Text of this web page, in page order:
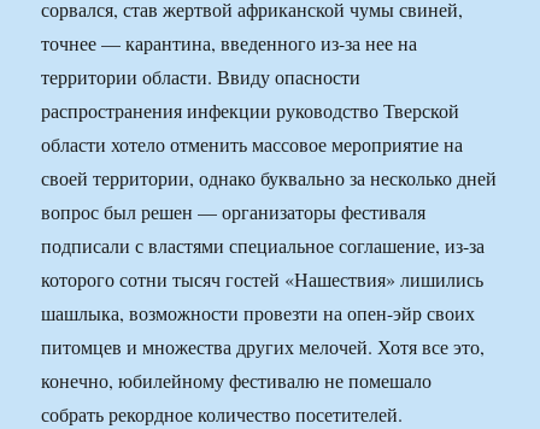
сорвался, став жертвой африканской чумы свиней,
точнее — карантина, введенного из-за нее на
территории области. Ввиду опасности
распространения инфекции руководство Тверской
области хотело отменить массовое мероприятие на
своей территории, однако буквально за несколько дней
вопрос был решен — организаторы фестиваля
подписали с властями специальное соглашение, из-за
которого сотни тысяч гостей «Нашествия» лишились
шашлыка, возможности провезти на опен-эйр своих
питомцев и множества других мелочей. Хотя все это,
конечно, юбилейному фестивалю не помешало
собрать рекордное количество посетителей.